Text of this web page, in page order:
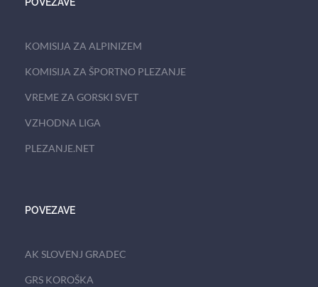
POVEZAVE
KOMISIJA ZA ALPINIZEM
KOMISIJA ZA ŠPORTNO PLEZANJE
VREME ZA GORSKI SVET
VZHODNA LIGA
PLEZANJE.NET
POVEZAVE
AK SLOVENJ GRADEC
GRS KOROŠKA